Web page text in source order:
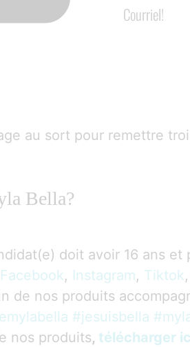
Courriel!
au sort pour remettre
Bella?
doit avoir 16 ans et
Facebook, Instagram, Tiktok,
de nos produits
#jesuisbella
nos produits, télécharger